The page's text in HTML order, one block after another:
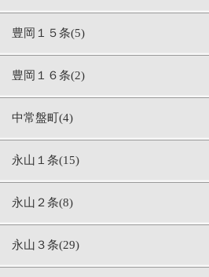
豊岡１５条(5)
豊岡１６条(2)
中常盤町(4)
永山１条(15)
永山２条(8)
永山３条(29)